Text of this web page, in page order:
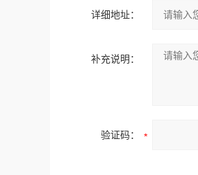
详细地址：
补充说明：
验证码：